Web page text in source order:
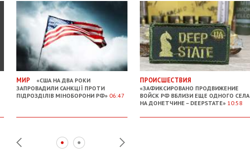
МИР
«США НА ДВА РОКИ
ЗАПРОВАДИЛИ САНКЦІЇ ПРОТИ
ПІДРОЗДІЛІВ МІНОБОРОНИ РФ» 06:47
ПРОИСШЕСТВИЯ
«ЗАФИКСИРОВАНО ПРОДВИЖЕНИЕ
ВОЙСК РФ ВБЛИЗИ ЕЩЕ ОДНОГО СЕЛА
НА ДОНЕТЧИНЕ – DEEPSTATE» 10:58